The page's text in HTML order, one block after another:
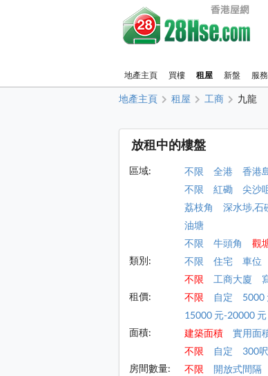
地產主頁 買樓 租屋 新盤 服
地產主頁 租屋 工商 九龍
放租中的樓盤
區域: 不限 全港 香港
不限
紅磡 尖沙
荔枝角
深水埗,石
油塘
不限
牛頭角
觀
類別:
不限 住宅 車位
不限
工商大廈
租價:
不限 自定 5000
15000 元-20000 元
面積:
建築面積
實用面
不限
自定 300
房間數量:
不限 開放式間隔